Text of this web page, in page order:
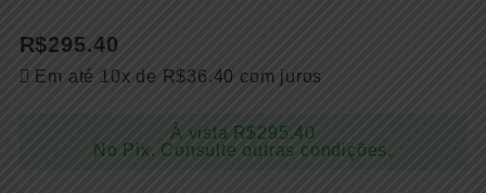
R$295.40
Em até 10x de R$36.40 com juros
À vista R$295.40
No Pix. Consulte outras condições.